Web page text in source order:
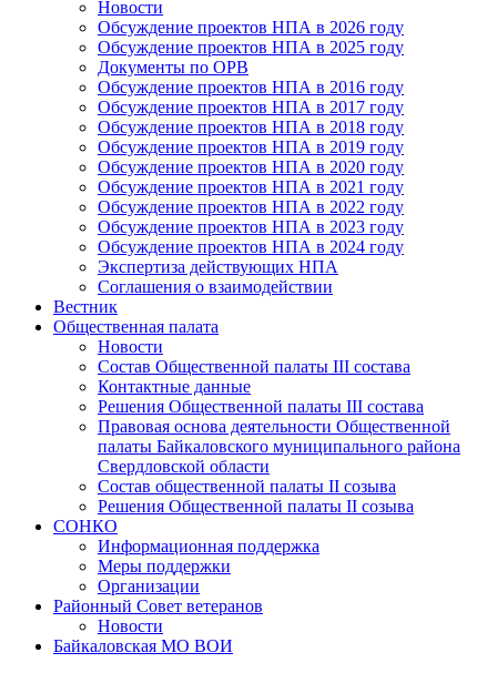
Новости
Обсуждение проектов НПА в 2026 году
Обсуждение проектов НПА в 2025 году
Документы по ОРВ
Обсуждение проектов НПА в 2016 году
Обсуждение проектов НПА в 2017 году
Обсуждение проектов НПА в 2018 году
Обсуждение проектов НПА в 2019 году
Обсуждение проектов НПА в 2020 году
Обсуждение проектов НПА в 2021 году
Обсуждение проектов НПА в 2022 году
Обсуждение проектов НПА в 2023 году
Обсуждение проектов НПА в 2024 году
Экспертиза действующих НПА
Соглашения о взаимодействии
Вестник
Общественная палата
Новости
Состав Общественной палаты III состава
Контактные данные
Решения Общественной палаты III состава
Правовая основа деятельности Общественной
палаты Байкаловского муниципального района
Свердловской области
Состав общественной палаты II созыва
Решения Общественной палаты II созыва
СОНКО
Информационная поддержка
Меры поддержки
Организации
Районный Совет ветеранов
Новости
Байкаловская МО ВОИ